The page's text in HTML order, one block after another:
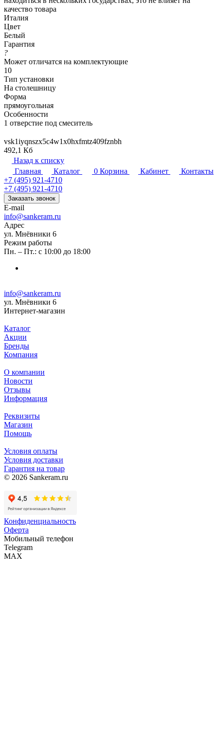
качество товара
Италия
Цвет
Белый
Гарантия
?
Может отличатся на комплектующие
10
Тип установки
На столешницу
Форма
прямоугольная
Особенности
1 отверстие под смеситель
vsk1iyqnszx5c4w1x0hxfmtz409fznbh
492,1 Кб
Назад к списку
Главная
Каталог 0 Корзина Кабинет
Контакты
+7 (495) 921-4710
+7 (495) 921-4710
Заказать звонок
E-mail
info@sankeram.ru
Адрес
ул. Мнёвники 6
Режим работы
Пн. – Пт.: с 10:00 до 18:00
info@sankeram.ru
ул. Мнёвники 6
Интернет-магазин
Каталог
Акции
Бренды
Компания
О компании
Новости
Отзывы
Информация
Реквизиты
Магазин
Помощь
Условия оплаты
Условия доставки
Гарантия на товар
© 2026 Sankeram.ru
Конфиденциальность
Оферта
Мобильный телефон
Telegram
MAX